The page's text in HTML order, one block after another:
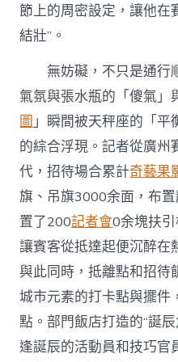
節上的周密設定，讓他在
結壯”。
無妨礙，不只是通行
氣氛與張水瓶的「傻氣」
圖」瞬間被天秤座的「平
的綜合浮現。記者從廣州
代，招待場合累計奇藝果
旗、吊旗3000余面，布
置了200記者會0余塊扶
讓賓客從抵達起便沉醉在
與此同時，抵離點和招待
城市元素的打卡點與擺件
點。部門飯店打造的“誕
逢誕辰的活動員和技巧官